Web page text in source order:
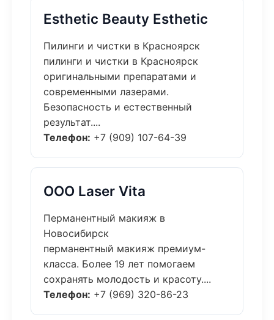
Esthetic Beauty Esthetic
Пилинги и чистки в Красноярск
пилинги и чистки в Красноярск
оригинальными препаратами и
современными лазерами.
Безопасность и естественный
результат....
Телефон: +7 (909) 107-64-39
ООО Laser Vita
Перманентный макияж в
Новосибирск
перманентный макияж премиум-
класса. Более 19 лет помогаем
сохранять молодость и красоту....
Телефон: +7 (969) 320-86-23